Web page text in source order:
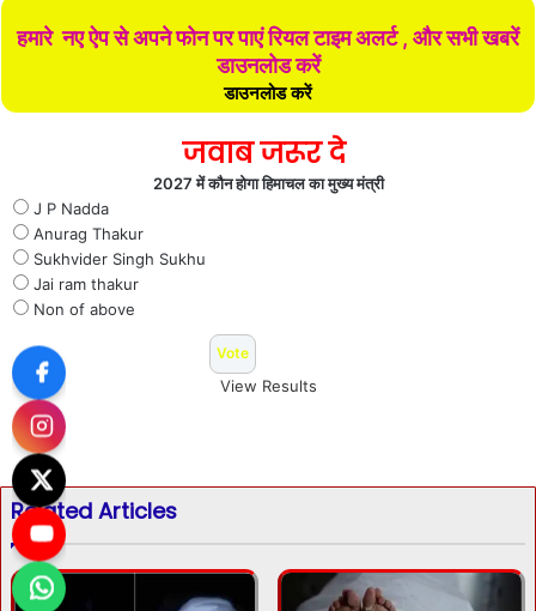
हमारे नए ऐप से अपने फोन पर पाएं रियल टाइम अलर्ट , और सभी खबरें
डाउनलोड करें
डाउनलोड करें
जवाब जरूर दे
2027 में कौन होगा हिमाचल का मुख्य मंत्री
J P Nadda
Anurag Thakur
Sukhvider Singh Sukhu
Jai ram thakur
Non of above
View Results
Related Articles